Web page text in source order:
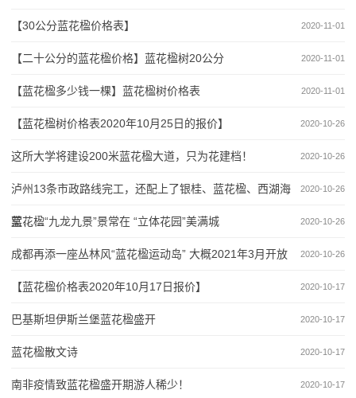
2020-11-01
【30公分蓝花楹价格表】
2020-11-01
【二十公分的蓝花楹价格】蓝花楹树20公分
2020-11-01
【蓝花楹多少钱一棵】蓝花楹树价格表
2020-10-26
【蓝花楹树价格表2020年10月25日的报价】
2020-10-26
这所大学将建设200米蓝花楹大道，只为花建档！
2020-10-26
泸州13条市政路线完工，还配上了银桂、蓝花楹、西湖海
棠…… 2020-10-26
蓝花楹“九龙九景”景常在 “立体花园”美满城
2020-10-26
成都再添一座丛林风“蓝花楹运动岛” 大概2021年3月开放
2020-10-17
【蓝花楹价格表2020年10月17日报价】
2020-10-17
巴基斯坦伊斯兰堡蓝花楹盛开
2020-10-17
蓝花楹散文诗
2020-10-17
南非疫情致蓝花楹盛开期游人稀少！